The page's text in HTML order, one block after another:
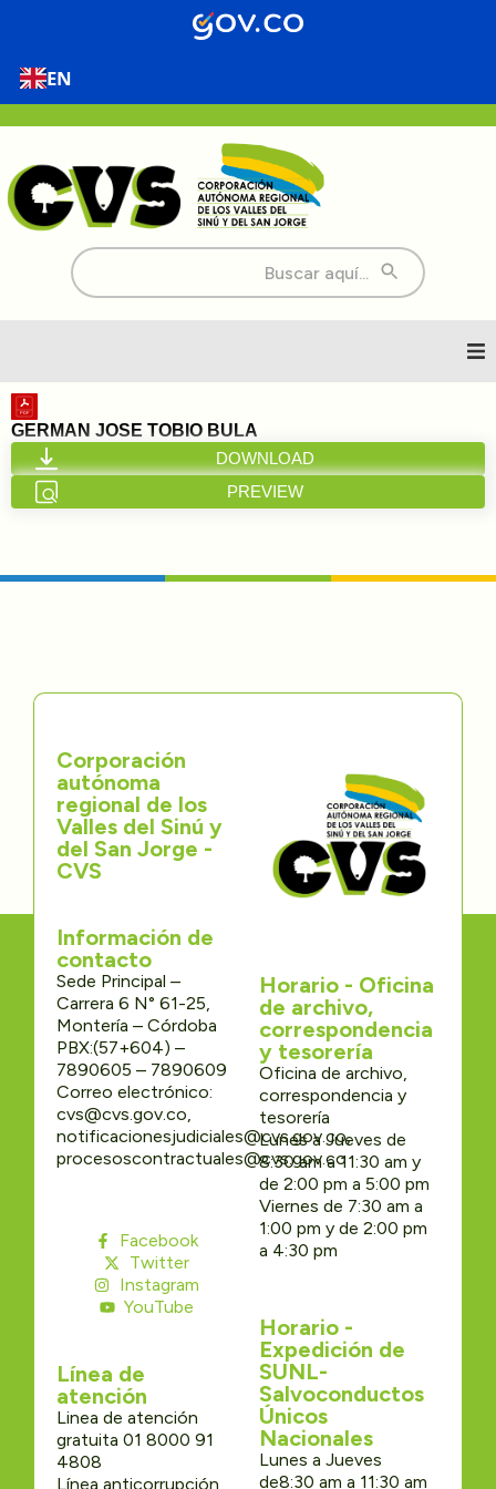
EN
Buscar:
Inicio
Nosotros
Transparencia
Participa
Trámites y Servicios
Contáctenos
GERMAN JOSE TOBIO BULA
DOWNLOAD
PREVIEW
Corporación
autónoma
regional de los
Valles del Sinú y
del San Jorge -
CVS
Información de
contacto
Sede Principal –
Carrera 6 N° 61-25,
Montería – Córdoba
PBX:(57+604) –
7890605 – 7890609
Correo electrónico:
cvs@cvs.gov.co,
notificacionesjudiciales@cvs.gov.co,
procesoscontractuales@cvs.gov.co
Facebook
Twitter
Instagram
YouTube
Línea de
atención
Linea de atención
gratuita 01 8000 91
4808
Línea anticorrupción
Horario - Oficina
de archivo,
correspondencia
y tesorería
Oficina de archivo,
correspondencia y
tesorería
Lunes a Jueves de
8:30 am a 11:30 am y
de 2:00 pm a 5:00 pm
Viernes de 7:30 am a
1:00 pm y de 2:00 pm
a 4:30 pm
Horario -
Expedición de
SUNL-
Salvoconductos
Únicos
Nacionales
Lunes a Jueves
de8:30 am a 11:30 am